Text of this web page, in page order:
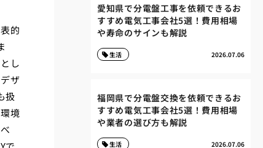
的
し
ザ
扱
境
愛知県で分電盤工事を依頼できるお
すすめ電気工事会社5選！費用相場
や寿命のサインも解説
2026.07.06
生活
福岡県で分電盤交換を依頼できるお
すすめ電気工事会社5選！費用相場
や業者の選び方も解説
2026.07.06
生活